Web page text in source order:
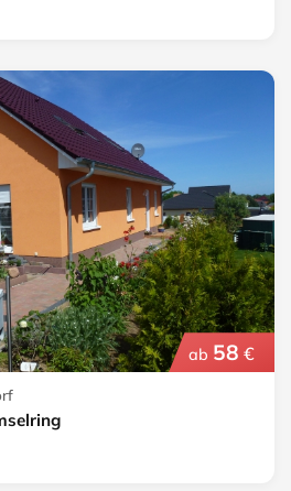
ab 58 €